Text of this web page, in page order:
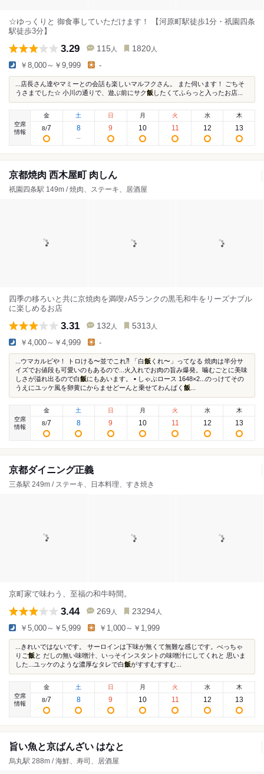
☆ゆっくりと 御食事していただけます！ 【河原町駅徒歩1分・祇園四条
駅徒歩3分】
3.29 115 人 1820 人
￥8,000～￥9,999 -
...店長さん達やマミーとの会話も楽しいマルフクさん。 また伺います！ ごちそ
うさまでした☆ 小川の通りで、遊ぶ前にサク飯 したくてふらっと入ったお店...
空席
情報
金
8/7
土
8
日
9
月
10
火
11
水
12
木
13
京都焼肉 西木屋町 肉しん
祇園四条駅 149m / 焼肉、ステーキ、居酒屋
四季の移ろいと共に京焼肉を満喫♪A5ランクの黒毛和牛をリーズナブル
に楽しめるお店
3.31 132 人 5313 人
￥4,000～￥4,999 -
...ウマカルビや！ トロける〜並でこれ⁈ 「白飯 くれ〜」ってなる 焼肉は半分サ
イズでお値段も可愛いのもあるので...火入れでお肉の旨み爆発。噛むごとに美味
しさが溢れ出るので白飯にもあいます。 ▪︎ しゃぶロース 1648×2...のっけてその
うえにユッケ風を卵黄にからませどーんと乗せてわんぱく 飯
空席
情報
金
8/7
土
8
日
9
月
10
火
11
水
12
木
13
京都ダイニング正義
三条駅 249m / ステーキ、日本料理、すき焼き
京町家で味わう、至福の和牛時間。
3.44 269 人 23294 人
￥5,000～￥5,999 ￥1,000～￥1,999
...きれいではないです。 サーロインは下味が無くて無難な感じです。べっちゃ
りご飯 と だしの無い味噌汁、いっそインスタントの味噌汁にしてくれと 思いま
した...ユッケのような濃厚なタレで白飯がすすむすすむ...
空席
情報
金
8/7
土
8
日
9
月
10
火
11
水
12
木
13
旨い魚と京ばんざい はなと
烏丸駅 288m / 海鮮、寿司、居酒屋